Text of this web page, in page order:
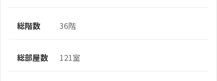
総階数 36階
総部屋数 121室